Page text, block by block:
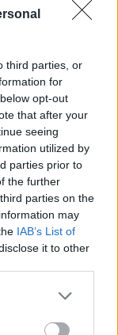
third parties, or
for
opt-out
that after your
seeing
utilized by
parties prior to
the further
parties on the
may
IAB’s List of
it to other
more Google
may click to
πρίγκιπα